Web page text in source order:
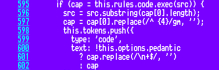
595
596
597
598
599
600
601
602